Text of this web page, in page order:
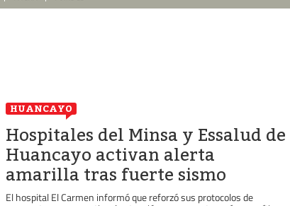
HUANCAYO
Hospitales del Minsa y Essalud de
Huancayo activan alerta
amarilla tras fuerte sismo
El hospital El Carmen informó que reforzó sus protocolos de